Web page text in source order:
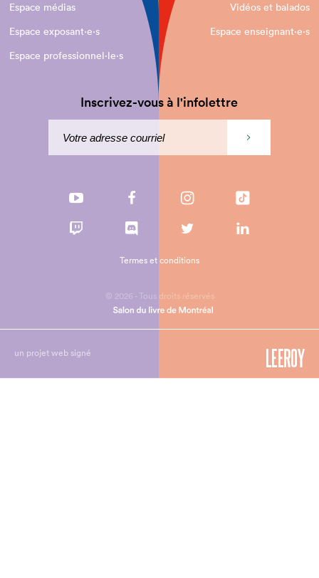
Espace médias
Vidéos et balados
Espace exposant·e⋅s
Espace enseignant·e⋅s
Espace professionnel·le⋅s
Inscrivez-vous à l'infolettre
© 2026 - Tous droits réservés
Termes et conditions
un projet web signé